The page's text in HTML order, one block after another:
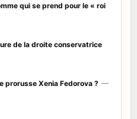
qui se prend pour le « roi
de la droite conservatrice
prorusse Xenia Fedorova ? —